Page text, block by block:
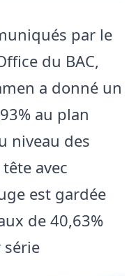
par le
du BAC,
a donné un
au plan
niveau des
avec
est gardée
de 40,63%
série